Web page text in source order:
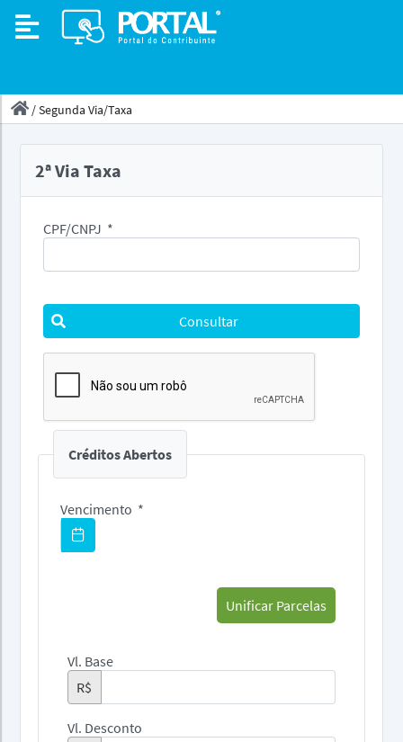
/Segunda Via/Taxa
2ª Via Taxa
CPF/CNPJ *
Consultar
Créditos Abertos
Vencimento *
Unificar Parcelas
Vl. Base
R$
Vl. Desconto